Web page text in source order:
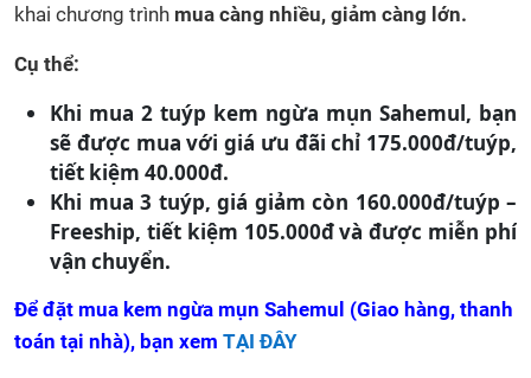
khai chương trình mua càng nhiều, giảm càng lớn.
Cụ thể:
Khi mua 2 tuýp kem ngừa mụn Sahemul, bạn
sẽ được mua với giá ưu đãi chỉ 175.000đ/tuýp,
tiết kiệm 40.000đ.
Khi mua 3 tuýp, giá giảm còn 160.000đ/tuýp –
Freeship, tiết kiệm 105.000đ và được miễn phí
vận chuyển.
Để đặt mua kem ngừa mụn Sahemul (Giao hàng, thanh
toán tại nhà), bạn xem TẠI ĐÂY